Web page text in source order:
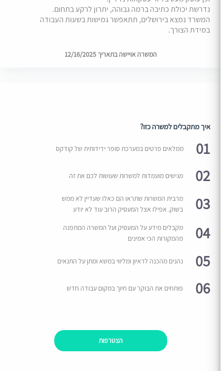
נדרשת יכולת כתיבה ברמה גבוהה, יתרון לרקע בתחום.
המשרד נמצא בירושלים, תתאפשר גמישות בשעות העבודה
במידת הצורך.
המשרה אויישה בתאריך 12/16/2025
איך מתקבלים למשרה כזו?
01 ממלאים פרטים במערכת סופר ידידותית של קודקס
02 מגישים מועמדות למשרות שעושות לכם את זה
03
מרבית המשרות שתראו הם כאלו שעדיין לא ממש
בשוק. אפילו אצל המעסיק הרוב עוד לא יודע
04
מקבלים מידע על המעסיק ועל המשרה המתפנה
מהמקורות הכי אמינים
05 נהנים מהכנה לראיון ומליווי במשא ומתן על התנאים
06 פותחים את הבוקר עם חיוך במקום עבודה חדש
הצטרפות